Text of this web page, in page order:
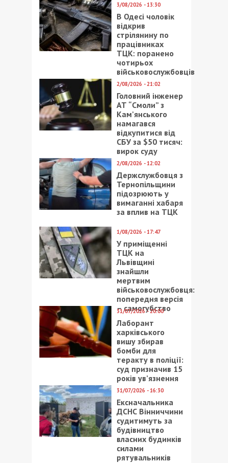
3/08/2026 - 13:30
В Одесі чоловік
відкрив
стрілянину по
працівниках
ТЦК: поранено
чотирьох
військовослужбовців
2/08/2026 - 21:02
Головний інженер
АТ “Смоли” з
Кам’янського
намагався
відкупитися від
СБУ за $50 тисяч:
вирок суду
2/08/2026 - 12:02
Держслужбовця з
Тернопільщини
підозрюють у
вимаганні хабаря
за вплив на ТЦК
1/08/2026 - 17:47
У приміщенні
ТЦК на
Львівщині
знайшли
мертвим
військовослужбовця:
попередня версія
– самогубство
31/07/2026 - 20:00
Лаборант
харківського
вишу збирав
бомби для
теракту в поліції:
суд призначив 15
років ув’язнення
31/07/2026 - 16:30
Ексначальника
ДСНС Вінниччини
судитимуть за
будівництво
власних будинків
силами
рятувальників